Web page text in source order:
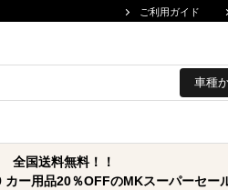
ご利用ガイド
車種
全国送料無料！！
ー用品20％OFFのMKスーパーセー